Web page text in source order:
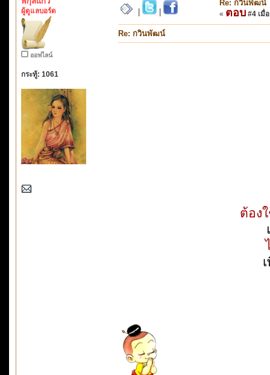
ผู้ดูแลบอร์ด
ออฟไลน์
กระทู้: 1061
Re: กวินพัฒน์
« ตอบ #4 เมื่
Re: กวินพัฒน์
ต้อง